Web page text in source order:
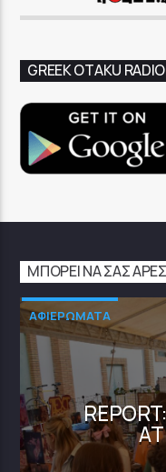
GREEK OTAKU
ΜΠΟΡΕΊ ΝΑ ΣΑΣ
ΑΦΙΕΡΩΜΑΤΑ